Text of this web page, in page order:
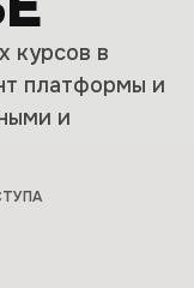
курсов в
платформы и
и